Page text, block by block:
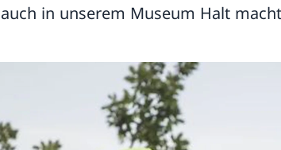
auch in unserem Museum Halt